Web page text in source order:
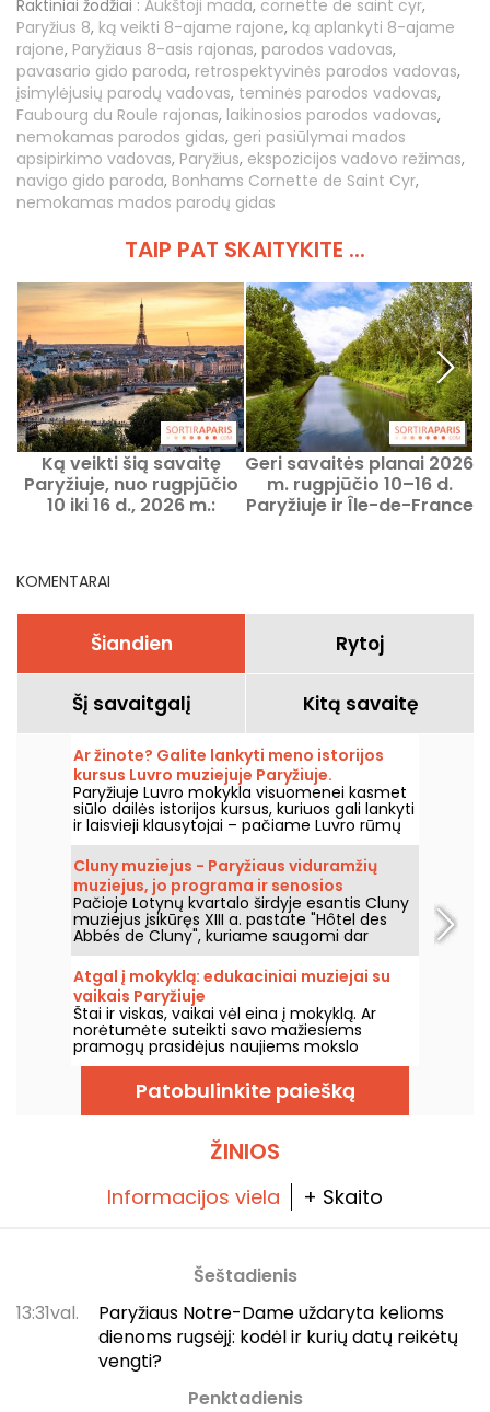
Raktiniai žodžiai : Aukštoji mada, cornette de saint cyr,
Paryžius 8, ką veikti 8-ajame rajone, ką aplankyti 8-ajame
rajone, Paryžiaus 8-asis rajonas, parodos vadovas,
pavasario gido paroda, retrospektyvinės parodos vadovas,
įsimylėjusių parodų vadovas, teminės parodos vadovas,
Faubourg du Roule rajonas, laikinosios parodos vadovas,
nemokamas parodos gidas, geri pasiūlymai mados
apsipirkimo vadovas, Paryžius, ekspozicijos vadovo režimas,
navigo gido paroda, Bonhams Cornette de Saint Cyr,
nemokamas mados parodų gidas
TAIP PAT SKAITYKITE ...
Ką veikti šią savaitę
Paryžiuje, nuo rugpjūčio
10 iki 16 d., 2026 m.:
Geri savaitės planai 2026
m. rugpjūčio 10–16 d.
Paryžiuje ir Île-de-France
KOMENTARAI
Šiandien Rytoj
Šį savaitgalį Kitą savaitę
Ar žinote? Galite lankyti meno istorijos
kursus Luvro muziejuje Paryžiuje.
Paryžiuje Luvro mokykla visuomenei kasmet
siūlo dailės istorijos kursus, kuriuos gali lankyti
ir laisvieji klausytojai – pačiame Luvro rūmų
centre, nuo rugsėjo iki birželio. Muziejus
kartais organizuoja ir nemokamas paskaitas.
Tai puiki proga tapti tikru dailės istorijos
žinovu!
Cluny muziejus - Paryžiaus viduramžių
muziejus, jo programa ir senosios
vertybės
Pačioje Lotynų kvartalo širdyje esantis Cluny
muziejus įsikūręs XIII a. pastate "Hôtel des
Abbés de Cluny", kuriame saugomi dar
senesni meno kūriniai! Apsilankykite šiame
Paryžiaus viduramžiams skirtame muziejuje.
Atgal į mokyklą: edukaciniai muziejai su
vaikais Paryžiuje
Štai ir viskas, vaikai vėl eina į mokyklą. Ar
norėtumėte suteikti savo mažiesiems
pramogų prasidėjus naujiems mokslo
metams? Jei taip, siūlome jums edukacinių
muziejų Paryžiuje pasirinkimą, kad net ir su
vaikais galėtumėte smagiai išmokti daugybę
dalykų!
Patobulinkite paiešką
ŽINIOS
Informacijos viela + Skaito
Šeštadienis
13:31val.
Paryžiaus Notre-Dame uždaryta kelioms
dienoms rugsėjį: kodėl ir kurių datų reikėtų
vengti?
Penktadienis